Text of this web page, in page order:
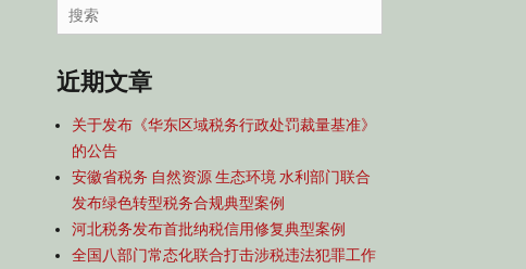
航
Search
for:
近期文章
关于发布《华东区域税务行政处罚裁量基准》
的公告
安徽省税务 自然资源 生态环境 水利部门联合
发布绿色转型税务合规典型案例
河北税务发布首批纳税信用修复典型案例
全国八部门常态化联合打击涉税违法犯罪工作